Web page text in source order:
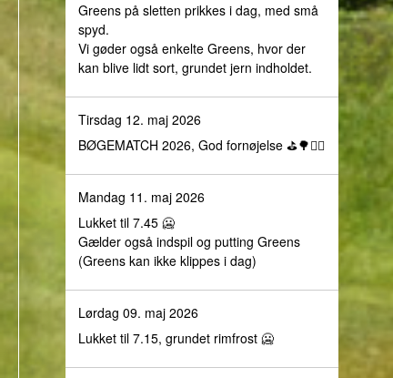
Greens på sletten prikkes i dag, med små
spyd.
Vi gøder også enkelte Greens, hvor der
kan blive lidt sort, grundet jern indholdet.
Tirsdag 12. maj 2026
BØGEMATCH 2026, God fornøjelse ⛳️🌳🏌️‍♀️
Mandag 11. maj 2026
Lukket til 7.45 🥶
Gælder også indspil og putting Greens
(Greens kan ikke klippes i dag)
Lørdag 09. maj 2026
Lukket til 7.15, grundet rimfrost 🥶